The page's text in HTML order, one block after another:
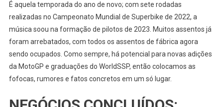
É aquela temporada do ano de novo; com sete rodadas
realizadas no Campeonato Mundial de Superbike de 2022, a
música soou na formação de pilotos de 2023. Muitos assentos já
foram arrebatados, com todos os assentos de fábrica agora
sendo ocupados. Como sempre, há potencial para novas adições
da MotoGP e graduações do WorldSSP, então colocamos as
fofocas, rumores e fatos concretos em um só lugar.